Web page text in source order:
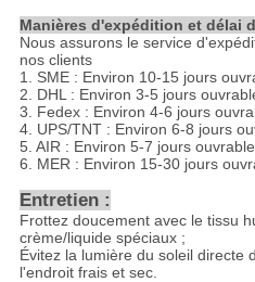
Manières d'expédition et délai
Nous assurons le service
nos clients
1. SME : Environ 10-15 jours
2. DHL : Environ 3-5 jours
3. Fedex : Environ 4-6 jours
4. UPS/TNT : Environ 6-8 jours
5. AIR : Environ 5-7 jours
6. MER : Environ 15-30 jours
Entretien :
Frottez doucement avec le tissu
crème/liquide spéciaux ;
Évitez la lumière du soleil directe
l'endroit frais et sec.